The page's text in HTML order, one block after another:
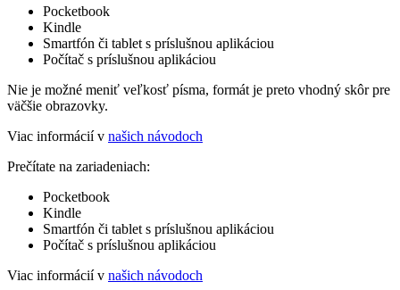
Pocketbook
Kindle
Smartfón či tablet s príslušnou aplikáciou
Počítač s príslušnou aplikáciou
Nie je možné meniť veľkosť písma, formát je preto vhodný skôr pre
väčšie obrazovky.
Viac informácií v našich návodoch
Prečítate na zariadeniach:
Pocketbook
Kindle
Smartfón či tablet s príslušnou aplikáciou
Počítač s príslušnou aplikáciou
Viac informácií v našich návodoch